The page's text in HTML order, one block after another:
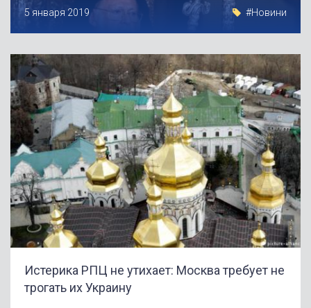
5 января 2019 #Новини
Истерика РПЦ не утихает: Москва требует не
трогать их Украину